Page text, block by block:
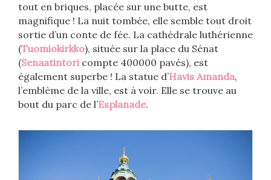
tout en briques, placée sur une butte, est
magnifique ! La nuit tombée, elle semble tout droit
sortie d’un conte de fée. La cathédrale luthérienne
(Tuomiokirkko), située sur la place du Sénat
(Senaatintoricompte 400000 pavés), est
également superbe ! La statue d’Havis Amanda,
l’emblème de la ville, est à voir. Elle se trouve au
bout du parc de l’Esplanade.